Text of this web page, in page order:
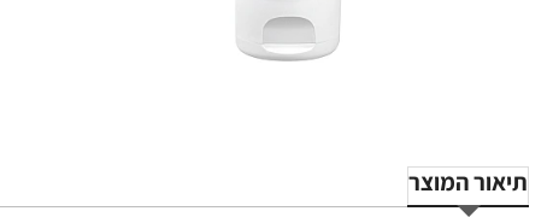
תיאור המוצר